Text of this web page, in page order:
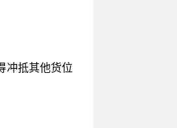
冲抵其他货位